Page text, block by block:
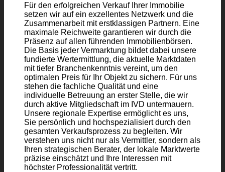
Für den erfolgreichen Verkauf Ihrer Immobilie
setzen wir auf ein exzellentes Netzwerk und die
Zusammenarbeit mit erstklassigen Partnern. Eine
maximale Reichweite garantieren wir durch die
Präsenz auf allen führenden Immobilienbörsen.
Die Basis jeder Vermarktung bildet dabei unsere
fundierte Wertermittlung, die aktuelle Marktdaten
mit tiefer Branchenkenntnis vereint, um den
optimalen Preis für Ihr Objekt zu sichern. Für uns
stehen die fachliche Qualität und eine
individuelle Betreuung an erster Stelle, die wir
durch aktive Mitgliedschaft im IVD untermauern.
Unsere regionale Expertise ermöglicht es uns,
Sie persönlich und hochspezialisiert durch den
gesamten Verkaufsprozess zu begleiten. Wir
verstehen uns nicht nur als Vermittler, sondern als
Ihren strategischen Berater, der lokale Marktwerte
präzise einschätzt und Ihre Interessen mit
höchster Professionalität vertritt.